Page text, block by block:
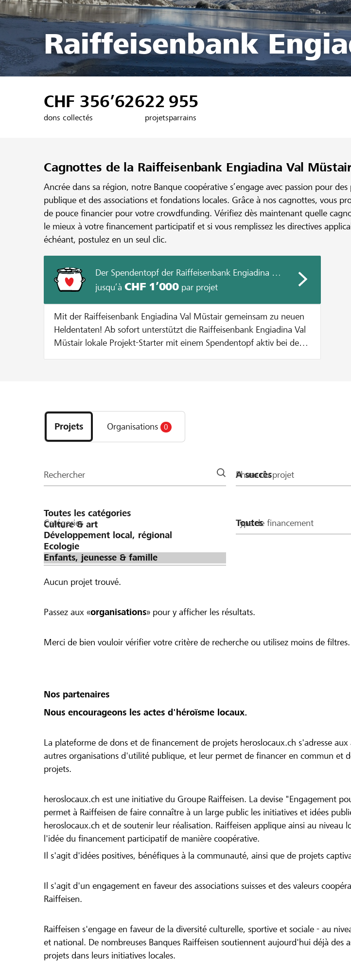
Raiffeisenbank
CHF 356’626
dons collectés
22
projets
955
parrains
Cagnottes de la Raiffeisenbank Engiadina Val
Ancrée dans sa région, notre Banque coopérative s’engage avec passion pour
publique et des associations et fondations locales. Grâce à nos cagnottes, vous
de pouce financier pour votre crowdfunding. Vérifiez dès maintenant quelle
le mieux à votre financement participatif et si vous remplissez les directives
échéant, postulez en un seul clic.
Der Spendentopf der Raiffeisenbank Engiadina Val Müstair
jusqu’à CHF 1’000par projet
Mit der Raiffeisenbank Engiadina Val Müstair gemeinsam zu neuen
Heldentaten! Ab sofort unterstützt die Raiffeisenbank Engiadina Val
Müstair lokale Projekt-Starter mit einem Spendentopf aktiv bei der
entweder 10 % vom Mindestbetrag erreicht sind ODER der
maximale Zustupf aus dem Spendentopf von CHF 1000 pro Projekt
pauschal CHF 100 dazugegeben, was einen Betrag von CHF 400
ergibt.
les
projets
et
la
Projets Organisations 0
Rechercher Phase du projet
Catégories Type de financement
Aucun projet trouvé.
Passez aux «organisations» pour y afficher les résultats.
Merci de bien vouloir vérifier votre critère de recherche ou utilisez moins de filtres.
Nos partenaires
Nous encourageons les actes d'héroïsme locaux.
La plateforme de dons et de financement de projets heroslocaux.ch s'adresse aux
autres organisations d'utilité publique, et leur permet de financer en commun et
projets.
heroslocaux.ch est une initiative du Groupe Raiffeisen. La devise "Engagement
permet à Raiffeisen de faire connaître à un large public les initiatives et idées
heroslocaux.ch et de soutenir leur réalisation. Raiffeisen applique ainsi au niveau
l'idée du financement participatif de manière coopérative.
Il s'agit d'idées positives, bénéfiques à la communauté, ainsi que de projets
Il s'agit d'un engagement en faveur des associations suisses et des valeurs
Raiffeisen.
Raiffeisen s'engage en faveur de la diversité culturelle, sportive et sociale - au
et national. De nombreuses Banques Raiffeisen soutiennent aujourd'hui déjà des
projets dans leurs initiatives locales.